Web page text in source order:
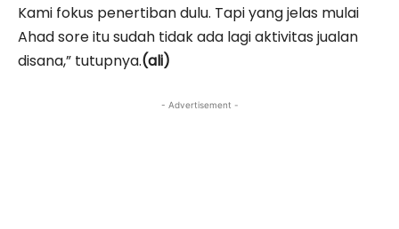
Kami fokus penertiban dulu. Tapi yang jelas mulai
Ahad sore itu sudah tidak ada lagi aktivitas jualan
disana,” tutupnya.(ali)
- Advertisement -